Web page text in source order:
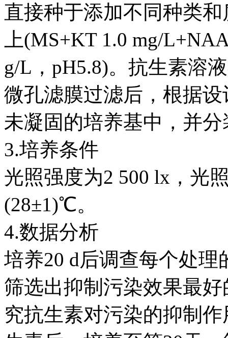
直接种于添加不同种类
上(MS+KT 1.0 mg/
g/L，pH5.8)。抗生素溶
微孔滤膜过滤后，根据
未凝固的培养基中，并分
3.培养条件
光照强度为2 500 lx，光
(28±1)℃。
4.数据分析
培养20 d后调查每个处
筛选出抑制污染效果最
究抗生素对污染的抑制